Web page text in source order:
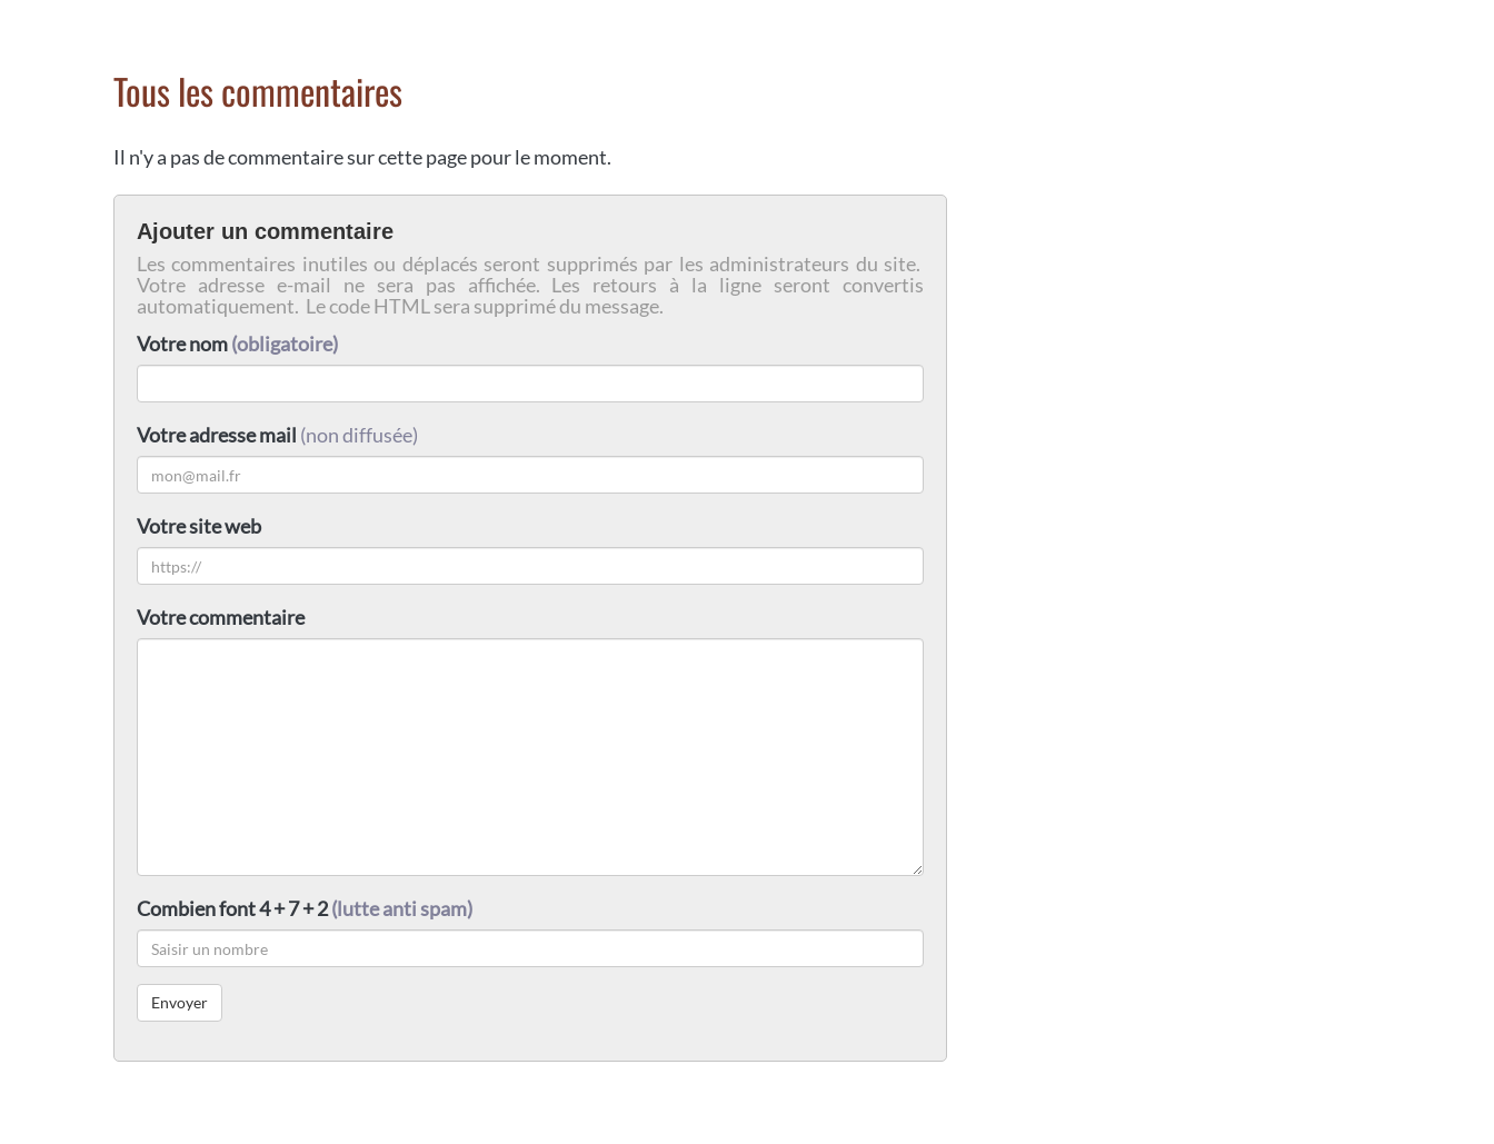
Tous les commentaires
Il n'y a pas de commentaire sur cette page pour le moment.
Ajouter un commentaire
Les commentaires inutiles ou déplacés seront supprimés par les administrateurs du site.
Votre adresse e-mail ne sera pas affichée. Les retours à la ligne seront convertis
automatiquement. Le code HTML sera supprimé du message.
Votre nom(obligatoire)
Votre adresse mail (non diffusée)
Votre site web
Votre commentaire
Combien font 4 + 7 + 2(lutte anti spam)